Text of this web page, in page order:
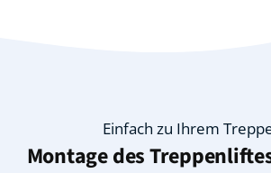
Einfach zu Ihrem
Montage des